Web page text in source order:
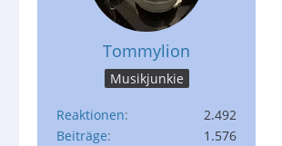
Tommylion
Musikjunkie
Reaktionen
2.492
Beiträge
1.576